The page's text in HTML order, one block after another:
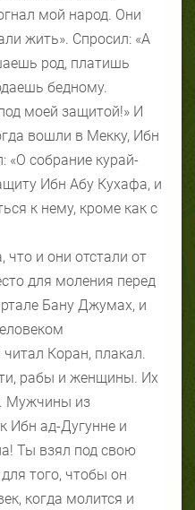
мой народ. Они
жить». Спросил: «А
род, платишь
бедному.
моей защитой!» И
вошли в Мекку, Ибн
«О собрание курай-
Ибн Абу Кухафа, и
к нему, кроме как с
и они отстали от
для моления перед
Бану Джумах, и
Коран, плакал.
рабы и женщины. Их
Мужчины из
Ибн ад-Дугунне и
Ты взял под свою
того, чтобы он
когда молится и